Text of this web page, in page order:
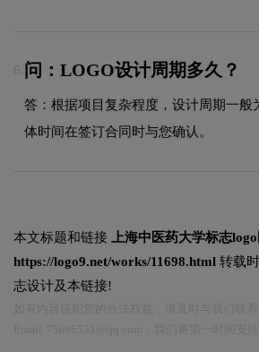
6. 问：LOGO设计周期多久？
答：根据项目复杂程度，设计周期一般
体时间在签订合同时与您确认。
本文标题和链接 上海中医药大学标志
https://logo9.net/works/11698.html 转载
志设计及本链接!